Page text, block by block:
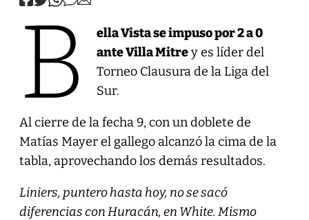
B
ella Vista se impuso por 2 a 0
ante Villa Mitrey es líder del
Torneo Clausura de la Liga del
Sur.
Al cierre de la fecha 9, con un doblete de
Matías Mayer el gallego alcanzó la cima de la
tabla, aprovechando los demás resultados.
Liniers, puntero hasta hoy, no se sacó
diferencias con Huracán, en White. Mismo